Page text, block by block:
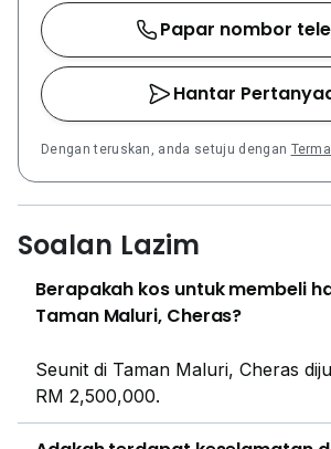
Papar nombor
Hantar
Dengan teruskan, anda setuju dengan Terma
Soalan Lazim
Berapakah kos untuk membeli
Taman Maluri, Cheras?
Seunit di Taman Maluri, Cheras
RM 2,500,000.